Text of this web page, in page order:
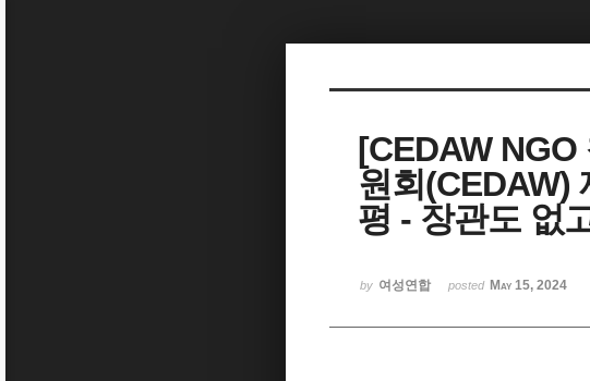
[CEDAW NGO
원회(CEDAW)
평 - 장관도 없
by 여성연합 posted May 15, 2024
Sketchbook5, 스케치북5
Sketchbook5, 스케치북5